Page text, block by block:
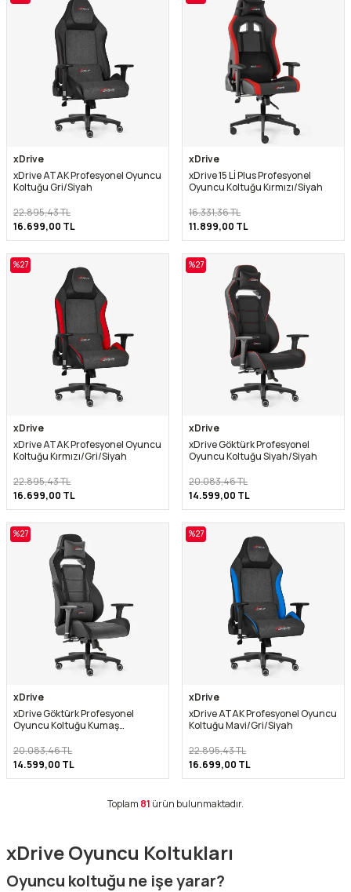
xDrive
xDrive ATAK Profesyonel Oyuncu
Koltuğu Gri/Siyah
22.895,43TL
16.699,00 TL
xDrive
xDrive 15 Lİ Plus Profesyonel
Oyuncu Koltuğu Kırmızı/Siyah
16.331,36TL
11.899,00 TL
%27
xDrive
xDrive ATAK Profesyonel Oyuncu
Koltuğu Kırmızı/Gri/Siyah
22.895,43TL
16.699,00 TL
%27
xDrive
xDrive Göktürk Profesyonel
Oyuncu Koltuğu Siyah/Siyah
20.083,46TL
14.599,00 TL
%27
xDrive
xDrive Göktürk Profesyonel
Oyuncu Koltuğu Kumaş
20.083,46TL
14.599,00 TL
%27
xDrive
xDrive ATAK Profesyonel Oyuncu
Koltuğu Mavi/Gri/Siyah
22.895,43TL
16.699,00 TL
Toplam 81 ürün bulunmaktadır.
xDrive Oyuncu Koltukları
Oyuncu koltuğu ne işe yarar?